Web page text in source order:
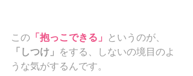
この 「抱っこできる」
というのが、
「しつけ」
をする、しないの境目のよ
うな気がするんです。